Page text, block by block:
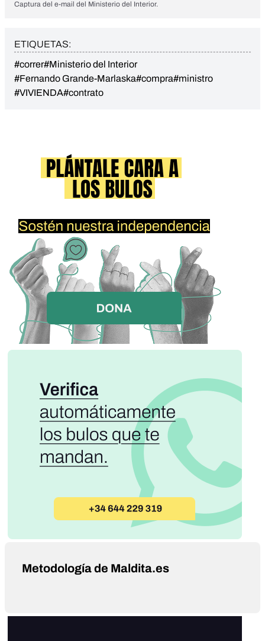
Captura del e-mail del Ministerio del Interior.
ETIQUETAS:
#correr#Ministerio del Interior
#Fernando Grande-Marlaska#compra#ministro
#VIVIENDA#contrato
Metodología de Maldita.es